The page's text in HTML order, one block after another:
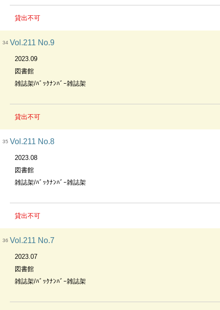
貸出不可
34 Vol.211 No.9
2023.09
図書館
雑誌架/ﾊﾞｯｸﾅﾝﾊﾞｰ雑誌架
貸出不可
35 Vol.211 No.8
2023.08
図書館
雑誌架/ﾊﾞｯｸﾅﾝﾊﾞｰ雑誌架
貸出不可
36 Vol.211 No.7
2023.07
図書館
雑誌架/ﾊﾞｯｸﾅﾝﾊﾞｰ雑誌架